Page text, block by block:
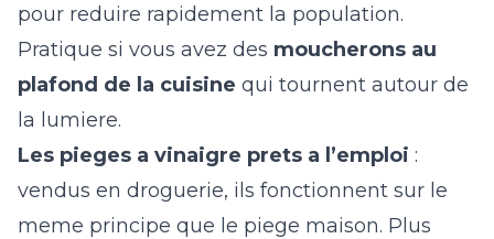
pour reduire rapidement la population.
Pratique si vous avez des moucherons au
plafond de la cuisine qui tournent autour de
la lumiere.
Les pieges a vinaigre prets a l’emploi :
vendus en droguerie, ils fonctionnent sur le
meme principe que le piege maison. Plus